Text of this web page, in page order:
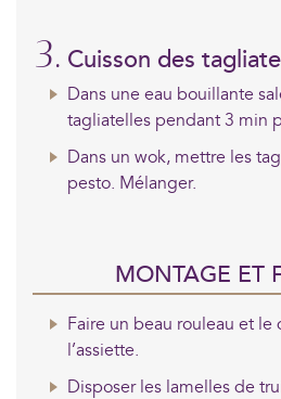
3. Cuisson des
Dans une eau bouillante
tagliatelles pendant 3 min
Dans un wok, mettre les
pesto. Mélanger.
MONTAGE ET
Faire un beau rouleau et le
l’assiette.
Disposer les lamelles de